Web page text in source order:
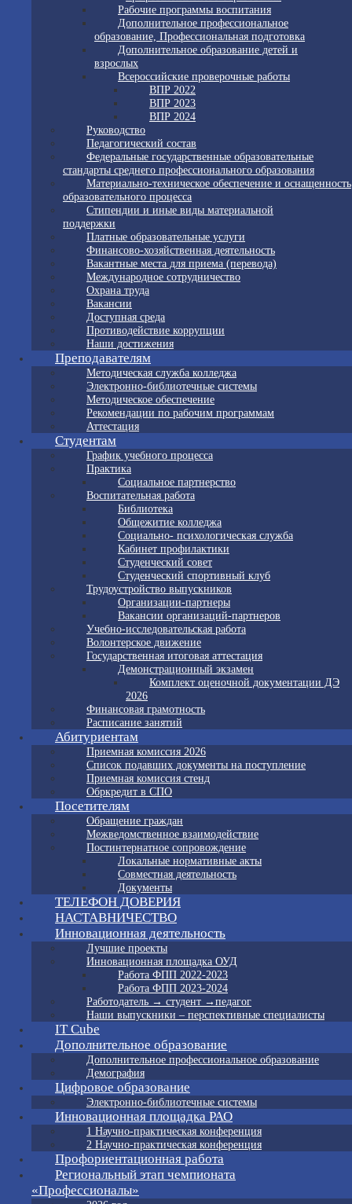
Рабочие программы воспитания
Дополнительное профессиональное
образование, Профессиональная подготовка
Дополнительное образование детей и
взрослых
Всероссийские проверочные работы
ВПР 2022
ВПР 2023
ВПР 2024
Руководство
Педагогический состав
Федеральные государственные образовательные
стандарты среднего профессионального образования
Материально-техническое обеспечение и оснащенность
образовательного процесса
Стипендии и иные виды материальной
поддержки
Платные образовательные услуги
Финансово-хозяйственная деятельность
Вакантные места для приема (перевода)
Международное сотрудничество
Охрана труда
Вакансии
Доступная среда
Противодействие коррупции
Наши достижения
Преподавателям
Методическая служба колледжа
Электронно-библиотечные системы
Методическое обеспечение
Рекомендации по рабочим программам
Аттестация
Студентам
График учебного процесса
Практика
Социальное партнерство
Воспитательная работа
Библиотека
Общежитие колледжа
Социально- психологическая служба
Кабинет профилактики
Студенческий совет
Студенческий спортивный клуб
Трудоустройство выпускников
Организации-партнеры
Вакансии организаций-партнеров
Учебно-исследовательская работа
Волонтерское движение
Государственная итоговая аттестация
Демонстрационный экзамен
Комплект оценочной документации ДЭ
2026
Финансовая грамотность
Расписание занятий
Абитуриентам
Приемная комиссия 2026
Список подавших документы на поступление
Приемная комиссия стенд
Обркредит в СПО
Посетителям
Обращение граждан
Межведомственное взаимодействие
Постинтернатное сопровождение
Локальные нормативные акты
Совместная деятельность
Документы
ТЕЛЕФОН ДОВЕРИЯ
НАСТАВНИЧЕСТВО
Инновационная деятельность
Лучшие проекты
Инновационная площадка ОУД
Работа ФПП 2022-2023
Работа ФПП 2023-2024
Работодатель → студент →педагог
Наши выпускники – перспективные специалисты
IT Cube
Дополнительное образование
Дополнительное профессиональное образование
Демография
Цифровое образование
Электронно-библиотечные системы
Инновационная площадка РАО
1 Научно-практическая конференция
2 Научно-практическая конференция
Профориентационная работа
Региональный этап чемпионата
«Профессионалы»